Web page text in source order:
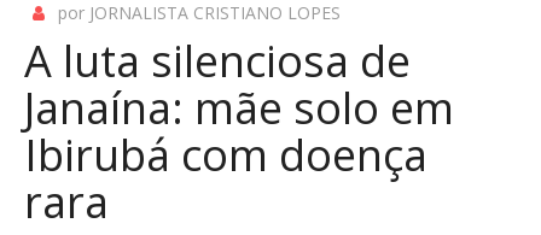
por JORNALISTA CRISTIANO LOPES
A luta silenciosa de
Janaína: mãe solo em
Ibirubá com doença
rara